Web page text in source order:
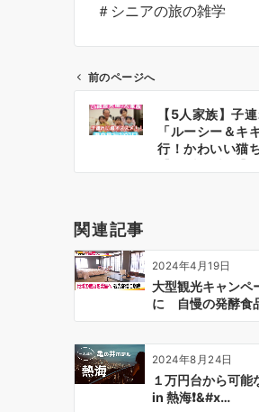
＃シニアの旅の雑学
ビ
シ
ョ
ン
前のページへ
【5人家族】子
「ルーシー＆キ
行！かわいい猫
関連記事
2024年4月19日
大型観光キャンペ
に 自慢の発酵食
2024年8月24日
１万円台から可能
in 熱海❗&#x…